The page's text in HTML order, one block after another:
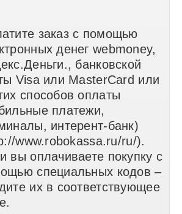
заказ с помощью
денег webmoney,
банковской
Visa или MasterCard или
способов оплаты
платежи,
интерент-банк)
www.robokassa.ru/ru/).
вы оплачиваете покупку с
специальных кодов –
их в соответствующее